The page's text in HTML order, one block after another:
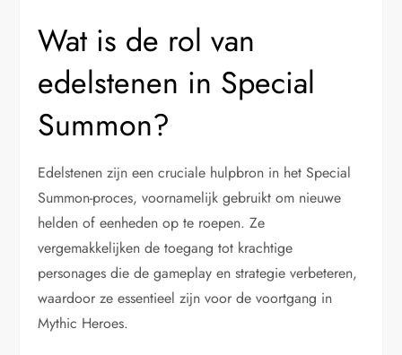
Wat is de rol van
edelstenen in Special
Summon?
Edelstenen zijn een cruciale hulpbron in het Special
Summon-proces, voornamelijk gebruikt om nieuwe
helden of eenheden op te roepen. Ze
vergemakkelijken de toegang tot krachtige
personages die de gameplay en strategie verbeteren,
waardoor ze essentieel zijn voor de voortgang in
Mythic Heroes.